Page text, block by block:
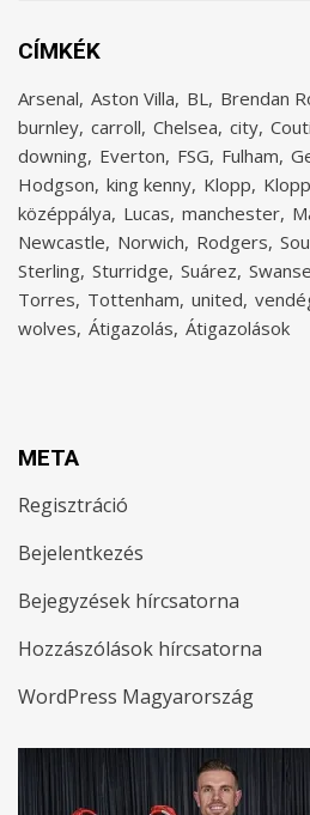
CÍMKÉK
Arsenal Aston Villa BL Brendan
burnley carroll Chelsea city
downing Everton FSG Fulham
Hodgson king kenny Klopp
középpálya Lucas manchester
Newcastle Norwich Rodgers
Sterling Sturridge Suárez
Torres Tottenham united
wolves Átigazolás Átigazolások
META
Regisztráció
Bejelentkezés
Bejegyzések hírcsatorna
Hozzászólások hírcsatorna
WordPress Magyarország